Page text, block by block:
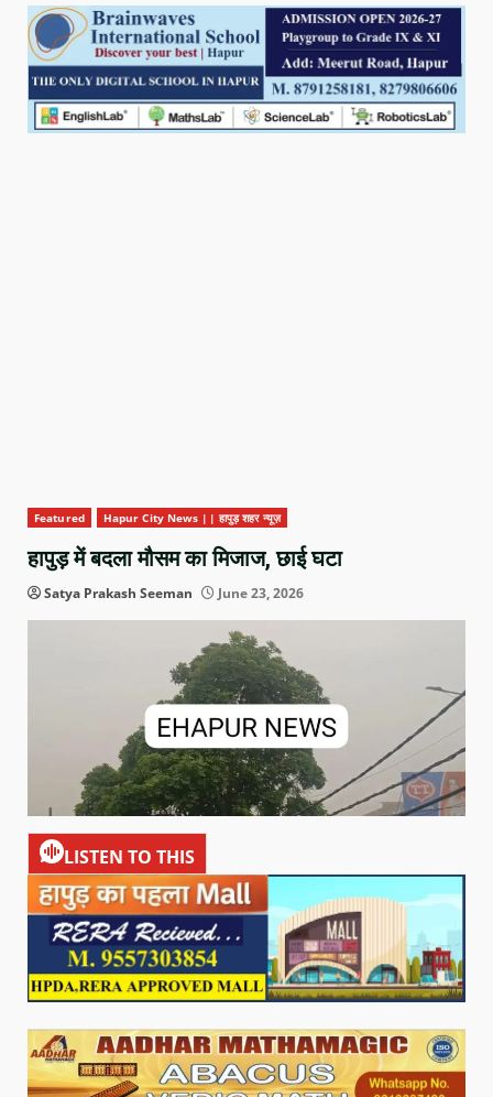
Featured Hapur City News || हापुड़ शहर न्यूज़
हापुड़ में बदला मौसम का मिजाज, छाई घटा
Satya Prakash Seeman June 23, 2026
LISTEN TO THIS